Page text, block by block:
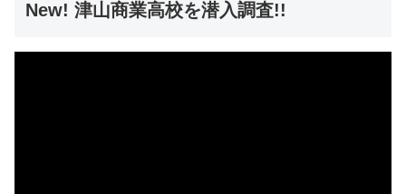
New! 津山商業高校を潜入調査!!